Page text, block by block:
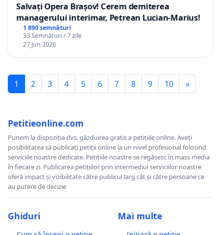
Salvați Opera Brașov! Cerem demiterea
managerului interimar, Petrean Lucian-Marius!
1 890 semnături
33 Semnături / 7 zile
27 Jun 2026
1 2 3 4 5 6 7 8 9 10 »
Petitieonline.com
Punem la dispoziția dvs. găzduirea gratis a petițiile online. Aveți
posibilitatea să publicați petiții online la un nivel profesional folosind
serviciile noastre dedicate. Petițiile noastre se regăsesc în mass media
în fiecare zi. Publicarea petițiilor prin intermediul serviciilor noastre
oferă impact și vizibilitate către publicul larg cât și către persoane ce
au putere de decizie
Ghiduri Mai multe